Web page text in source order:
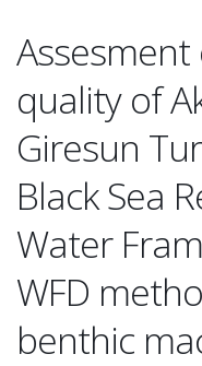
Assesment
quality of
Giresun
Black Sea
Water
WFD
benthic